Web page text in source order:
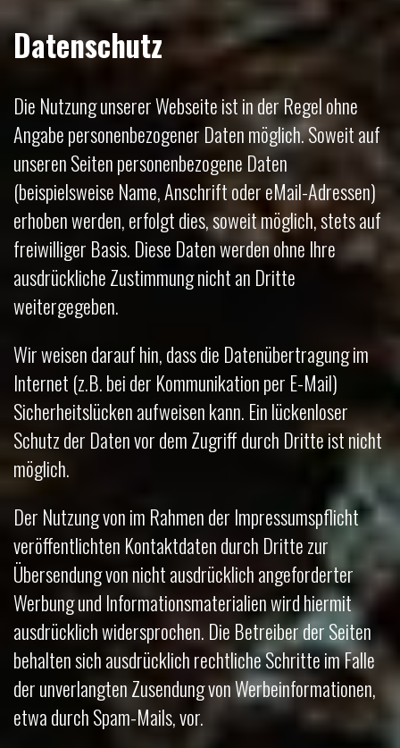
Datenschutz
Die Nutzung unserer Webseite ist in der Regel ohne
Angabe personenbezogener Daten möglich. Soweit auf
unseren Seiten personenbezogene Daten
(beispielsweise Name, Anschrift oder eMail-Adressen)
erhoben werden, erfolgt dies, soweit möglich, stets auf
freiwilliger Basis. Diese Daten werden ohne Ihre
ausdrückliche Zustimmung nicht an Dritte
weitergegeben.
Wir weisen darauf hin, dass die Datenübertragung im
Internet (z.B. bei der Kommunikation per E-Mail)
Sicherheitslücken aufweisen kann. Ein lückenloser
Schutz der Daten vor dem Zugriff durch Dritte ist nicht
möglich.
Der Nutzung von im Rahmen der Impressumspflicht
veröffentlichten Kontaktdaten durch Dritte zur
Übersendung von nicht ausdrücklich angeforderter
Werbung und Informationsmaterialien wird hiermit
ausdrücklich widersprochen. Die Betreiber der Seiten
behalten sich ausdrücklich rechtliche Schritte im Falle
der unverlangten Zusendung von Werbeinformationen,
etwa durch Spam-Mails, vor.